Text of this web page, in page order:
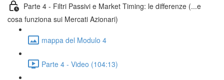
Parte 4 - Filtri Passivi e Market Timing: le differenze (...e
cosa funziona sui Mercati Azionari)
mappa del Modulo 4
Parte 4 - Video (104:13)